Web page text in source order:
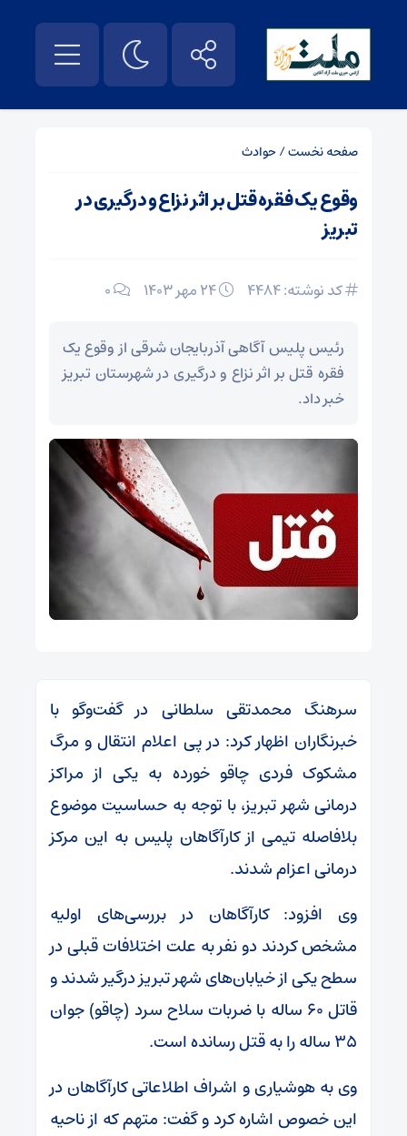
صفحه نخست/حوادث
وقوع یک فقره قتل بر اثر نزاع و درگیری در
تبریز
کد نوشته: 4484 0
رئیس پلیس آگاهی آذربایجان شرقی از وقوع یک
فقره قتل بر اثر نزاع و درگیری در شهرستان تبریز
خبر داد.
سرهنگ محمدتقی سلطانی در گفت‌وگو با
خبرنگاران اظهار کرد: در پی اعلام انتقال و مرگ
مشکوک فردی چاقو خورده به یکی از مراکز
درمانی شهر تبریز، با توجه به حساسیت موضوع
بلافاصله تیمی از کارآگاهان پلیس به این مرکز
درمانی اعزام شدند.
وی افزود: کارآگاهان در بررسی‌های اولیه
مشخص کردند دو نفر به علت اختلافات قبلی در
سطح یکی از خیابان‌های شهر تبریز درگیر شدند و
قاتل ۶۰ ساله با ضربات سلاح سرد (چاقو) جوان
۳۵ ساله را به قتل رسانده است.
وی به هوشیاری و اشراف اطلاعاتی کارآگاهان در
این خصوص اشاره کرد و گفت: متهم که از ناحیه